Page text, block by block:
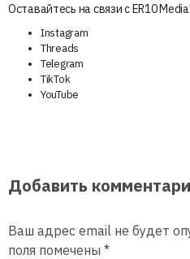
Оставайтесь на связи с ER10
Instagram
Threads
Telegram
TikTok
YouTube
Добавить
Ваш адрес email не будет
поля помечены *